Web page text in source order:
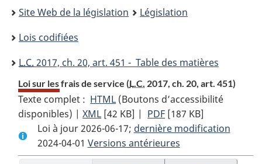
here:
Site Web de la législation
Législation
Lois codifiées
L.C. 2017, ch. 20, art. 451 - Table des matières
Loi sur les frais de service (L.C. 2017, ch. 20, art. 451)
Texte complet : HTML Texte
complet
:
Loi
sur
(Boutons d’accessibilité
disponibles) |XML Texte
complet
:
Loi
[42 KB] | PDF Texte
complet
:
Loi
[187 KB]
Loi à jour 2026-06-17; dernière modification
2024-04-01 Versions antérieures